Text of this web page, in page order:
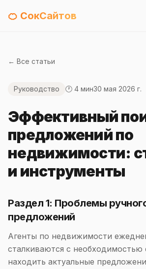
🍊 СокСайтов
← Все статьи
Руководство 🕐 4 мин30 мая 2026 г.
Эффективный
предложений по
недвижимости:
и инструменты
Раздел 1: Проблемы
предложений
Агенты по недвижимости
сталкиваются с необходимостью
находить актуальные